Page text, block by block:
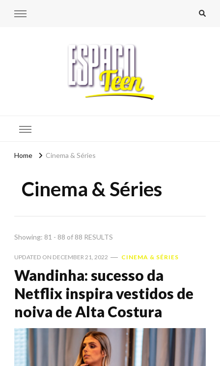
Home Cinema & Séries
Cinema & Séries
Showing: 81 - 88 of 88 RESULTS
UPDATED ON DECEMBER 21, 2022 CINEMA & SÉRIES
Wandinha: sucesso da
Netflix inspira vestidos de
noiva de Alta Costura